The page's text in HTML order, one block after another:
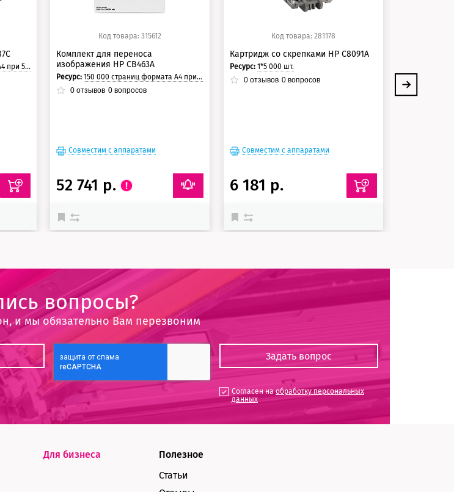
страницы.
Код товара: 315612
Комплект для переноса
изображения HP CB463A
Ресурс:150 000 страниц формата А4 при 5% заполнении страницы.
0 отзывов 0 вопросов
Совместим с аппаратами
52 741 р.
Код товара: 281178
Картридж со скрепками HP C8091A
Ресурс: 1*5 000 шт.
0отзывов 0вопросов
Совместим с аппаратами
6 181 р.
Ресурс:
вопросы?
и мы обязательно Вам перезвоним
Согласен наобработку персональных
данных
Для бизнеса
Полезное
Статьи